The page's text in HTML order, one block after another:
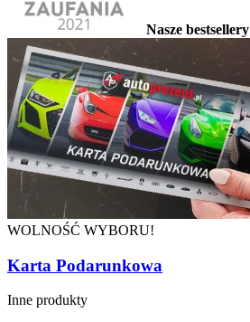
Nasze bestsellery
WOLNOŚĆ WYBORU!
Karta Podarunkowa
Inne produkty